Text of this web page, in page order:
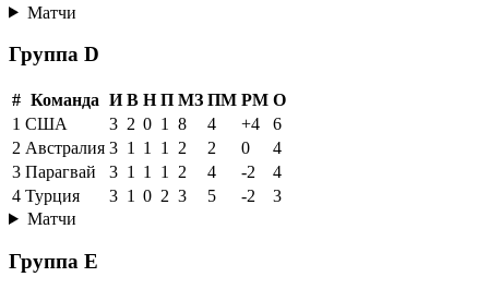
Матчи
Группа D
# Команда И В Н П МЗ ПМ РМ О
1 США 3 2 0 1 8 4 +4
6
2 Австралия 3 1 1 1 2 2 0
4
3 Парагвай 3 1 1 1 2 4 -2
4
4 Турция 3 1 0 2 3 5 -2
3
Матчи
Группа E